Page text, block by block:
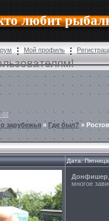
любит
Мой профиль
02
зарубежья » Где был? »
Дата:
Донфишер
многое